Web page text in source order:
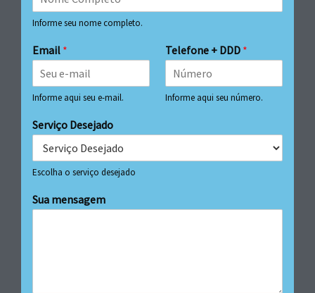
Informe seu nome completo.
Email *
Informe aqui seu e-mail.
Telefone + DDD *
Informe aqui seu número.
Serviço Desejado
Escolha o serviço desejado
Sua mensagem